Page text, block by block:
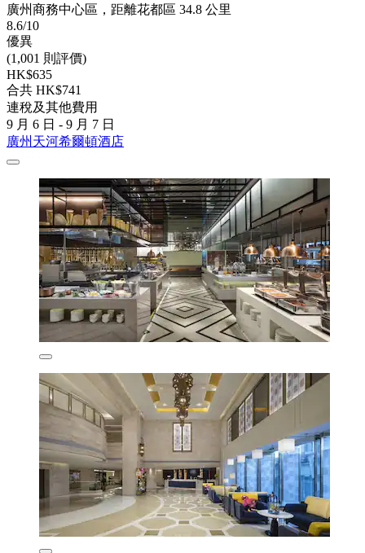
廣州商務中心區，距離花都區 34.8 公里
8.6/10
優異
(1,001 則評價)
HK$635
合共 HK$741
連稅及其他費用
9 月 6 日 - 9 月 7 日
廣州天河希爾頓酒店